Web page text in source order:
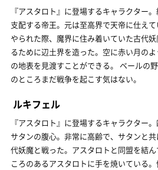
『アスタロト』に登場するキャラクター
支配する帝王。元は至高界で天帝に仕え
やられた際、魔界に住み着いていた古代
るために辺土界を造った。空に赤い月の
の地表を見渡すことができる。 ベールの
のところまだ戦争を起こす気はない。
ルキフェル
『アスタロト』に登場するキャラクター
サタンの腹心。非常に高齢で、サタンと
代妖魔と戦った。アスタロトと同盟を結
ころのあるアスタロトに手を焼いている